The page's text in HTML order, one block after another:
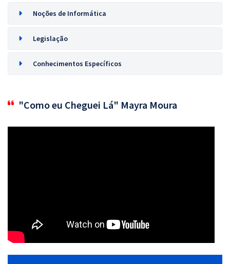
Noções de Informática
Legislação
Conhecimentos Específicos
"Como eu Cheguei Lá" Mayra Moura